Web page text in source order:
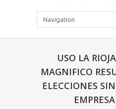
USO LA
MAGNIFICO
ELECCIONES